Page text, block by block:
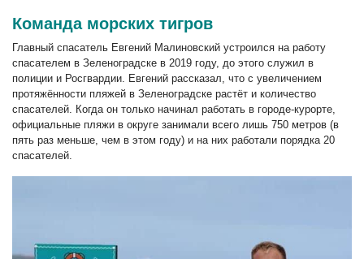
Команда морских тигров
Главный спасатель Евгений Малиновский устроился на работу
спасателем в Зеленоградске в 2019 году, до этого служил в
полиции и Росгвардии. Евгений рассказал, что с увеличением
протяжённости пляжей в Зеленоградске растёт и количество
спасателей. Когда он только начинал работать в городе-курорте,
официальные пляжи в округе занимали всего лишь 750 метров (в
пять раз меньше, чем в этом году) и на них работали порядка 20
спасателей.